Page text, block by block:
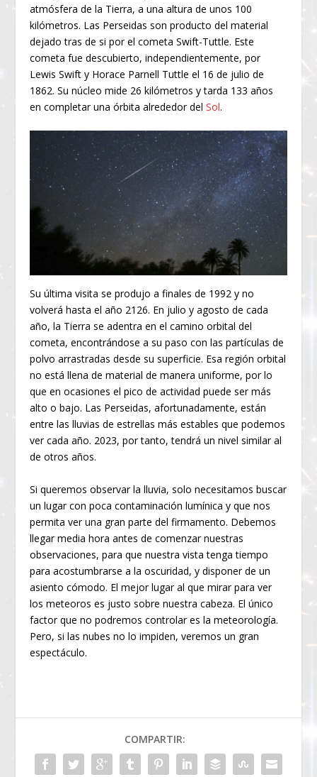
atmósfera de la Tierra, a una altura de unos 100
kilómetros. Las Perseidas son producto del material
dejado tras de si por el cometa Swift-Tuttle. Este
cometa fue descubierto, independientemente, por
Lewis Swift y Horace Parnell Tuttle el 16 de julio de
1862. Su núcleo mide 26 kilómetros y tarda 133 años
en completar una órbita alrededor delSol.
Su última visita se produjo a finales de 1992 y no
volverá hasta el año 2126. En julio y agosto de cada
año, la Tierra se adentra en el camino orbital del
cometa, encontrándose a su paso con las partículas de
polvo arrastradas desde su superficie. Esa región orbital
no está llena de material de manera uniforme, por lo
que en ocasiones el pico de actividad puede ser más
alto o bajo. Las Perseidas, afortunadamente, están
entre las lluvias de estrellas más estables que podemos
ver cada año. 2023, por tanto, tendrá un nivel similar al
de otros años.
Si queremos observar la lluvia, solo necesitamos buscar
un lugar con poca contaminación lumínica y que nos
permita ver una gran parte del firmamento. Debemos
llegar media hora antes de comenzar nuestras
observaciones, para que nuestra vista tenga tiempo
para acostumbrarse a la oscuridad, y disponer de un
asiento cómodo. El mejor lugar al que mirar para ver
los meteoros es justo sobre nuestra cabeza. El único
factor que no podremos controlar es la meteorología.
Pero, si las nubes no lo impiden, veremos un gran
espectáculo.
COMPARTIR: